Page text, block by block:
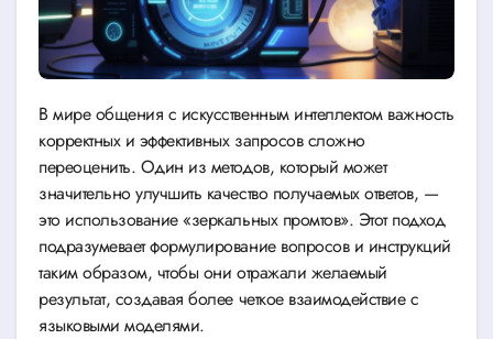
В мире общения с искусственным интеллектом важность
корректных и эффективных запросов сложно
переоценить. Один из методов, который может
значительно улучшить качество получаемых ответов, —
это использование «зеркальных промтов». Этот подход
подразумевает формулирование вопросов и инструкций
таким образом, чтобы они отражали желаемый
результат, создавая более четкое взаимодействие с
языковыми моделями.